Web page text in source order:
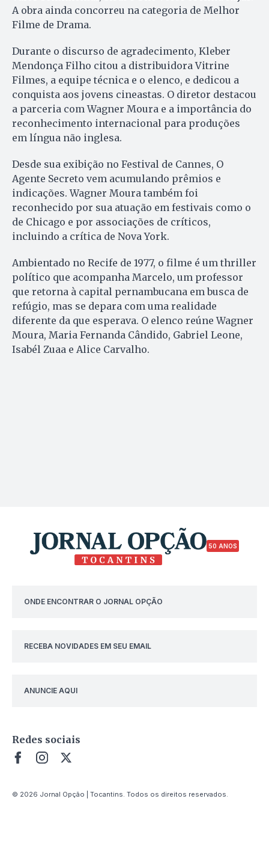
A obra ainda concorreu na categoria de Melhor
Filme de Drama.
Durante o discurso de agradecimento, Kleber
Mendonça Filho citou a distribuidora Vitrine
Filmes, a equipe técnica e o elenco, e dedicou a
conquista aos jovens cineastas. O diretor destacou
a parceria com Wagner Moura e a importância do
reconhecimento internacional para produções
em língua não inglesa.
Desde sua exibição no Festival de Cannes, O
Agente Secreto vem acumulando prêmios e
indicações. Wagner Moura também foi
reconhecido por sua atuação em festivais como o
de Chicago e por associações de críticos,
incluindo a crítica de Nova York.
Ambientado no Recife de 1977, o filme é um thriller
político que acompanha Marcelo, um professor
que retorna à capital pernambucana em busca de
refúgio, mas se depara com uma realidade
diferente da que esperava. O elenco reúne Wagner
Moura, Maria Fernanda Cândido, Gabriel Leone,
Isabél Zuaa e Alice Carvalho.
50 ANOS
ONDE ENCONTRAR O JORNAL OPÇÃO
RECEBA NOVIDADES EM SEU EMAIL
ANUNCIE AQUI
Redes sociais
© 2026 Jornal Opção | Tocantins. Todos os direitos reservados.